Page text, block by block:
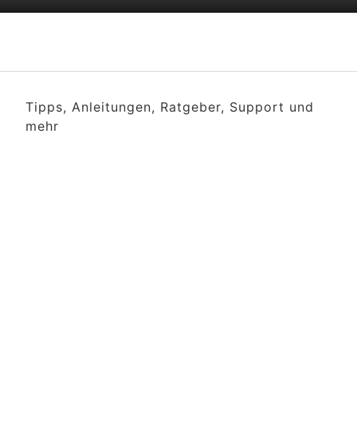
Tipps, Anleitungen, Ratgeber, Support und
mehr